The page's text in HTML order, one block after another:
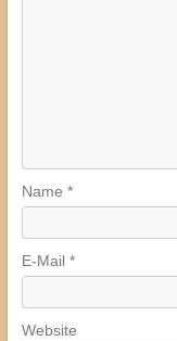
Name *
E-Mail *
Website